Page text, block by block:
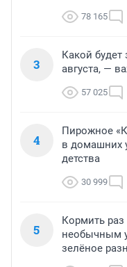
78 165
3
Какой
августа, —
57 025
4
Пирожное
в домашних
детства
30 999
5
Кормить
необычным
зелёное